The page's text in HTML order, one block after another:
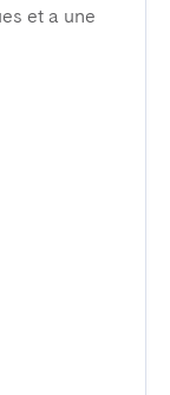
et a une